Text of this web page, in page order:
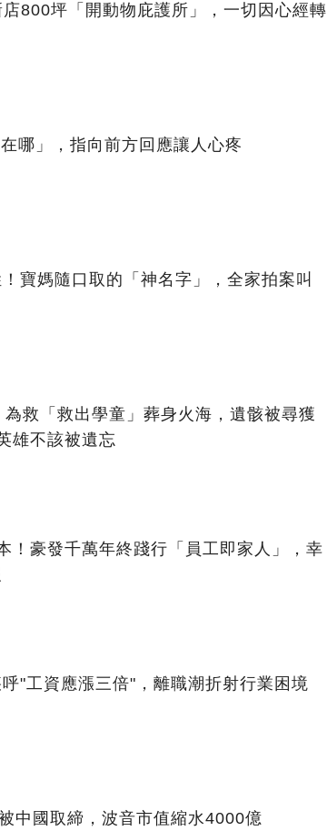
800坪「開動物庇護所」，一切因心經轉
哪」，指向前方回應讓人心疼
寶媽隨口取的「神名字」，全家拍案叫
救「救出學童」葬身火海，遺骸被尋獲
雄不該被遺忘
！豪發千萬年終踐行「員工即家人」，幸
"工資應漲三倍"，離職潮折射行業困境
中國取締，波音市值縮水4000億